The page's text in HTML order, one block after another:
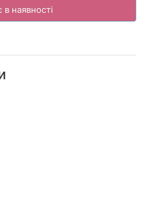
наявності